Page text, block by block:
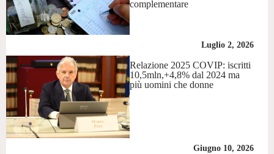
complementare
Luglio 2, 2026
Relazione 2025 COVIP: iscritti
10,5mln,+4,8% dal 2024 ma
più uomini che donne
Giugno 10, 2026